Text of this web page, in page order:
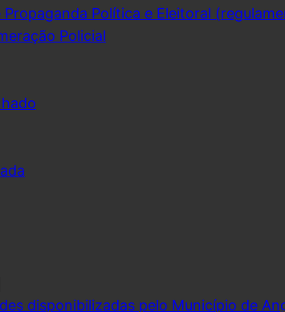
Política e Eleitoral
Policial
disponibilizadas pelo Município de